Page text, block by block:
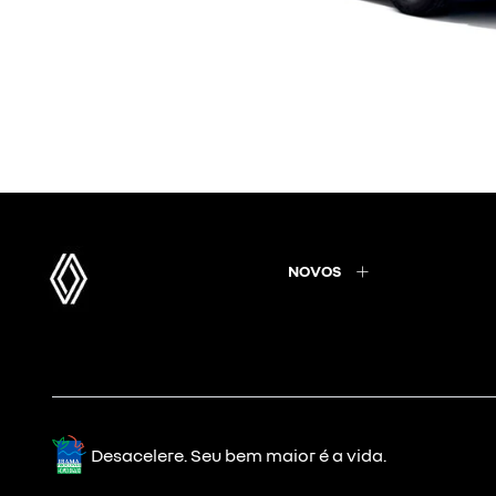
NOVOS
Desacelere. Seu bem maior é a vida.